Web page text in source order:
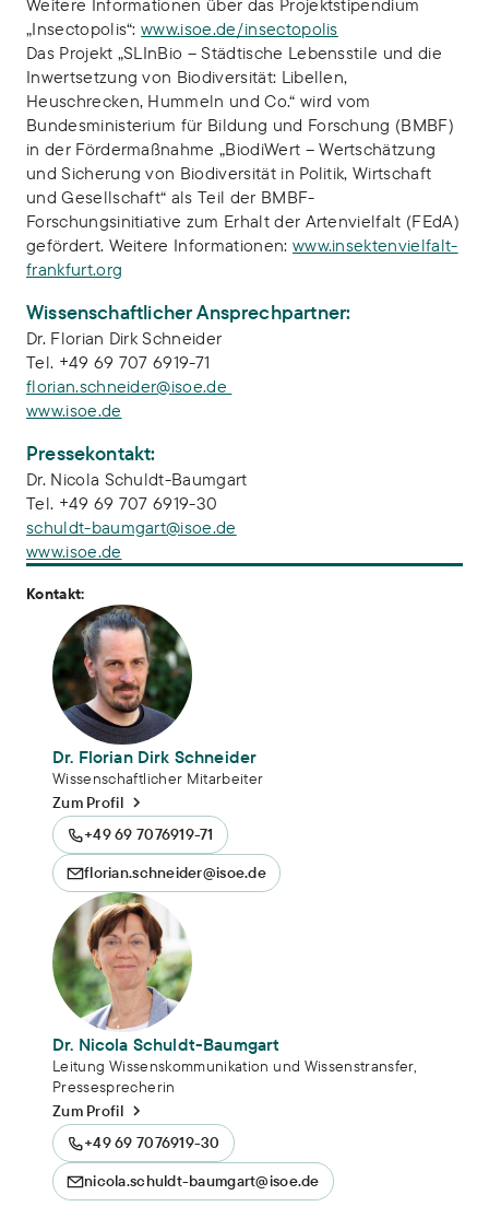
Weitere Informationen über das Projektstipendium
„Insectopolis“:www.isoe.de/insectopolis
Das Projekt „SLInBio – Städtische Lebensstile und die
Inwertsetzung von Biodiversität: Libellen,
Heuschrecken, Hummeln und Co.“ wird vom
Bundesministerium für Bildung und Forschung (BMBF)
in der Fördermaßnahme „BiodiWert – Wertschätzung
und Sicherung von Biodiversität in Politik, Wirtschaft
und Gesellschaft“ als Teil der BMBF-
Forschungsinitiative zum Erhalt der Artenvielfalt (FEdA)
gefördert. Weitere Informationen: www.insektenvielfalt-
frankfurt.org
Wissenschaftlicher Ansprechpartner:
Dr. Florian Dirk Schneider
Tel. +49 69 707 6919-71
florian.schneider@isoe.de
www.isoe.de
Pressekontakt:
Dr. Nicola Schuldt-Baumgart
Tel. +49 69 707 6919-30
schuldt-baumgart@isoe.de
www.isoe.de
Kontakt:
Dr. Florian Dirk Schneider
Wissenschaftlicher Mitarbeiter
Zum Profil
+49 69 7076919-71
florian.schneider@isoe.de
Dr. Nicola Schuldt-Baumgart
Leitung Wissenskommunikation und Wissenstransfer,
Pressesprecherin
Zum Profil
+49 69 7076919-30
nicola.schuldt-baumgart@isoe.de